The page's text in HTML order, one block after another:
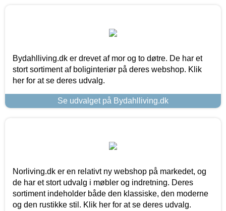
Bydahlliving.dk er drevet af mor og to døtre. De har et
stort sortiment af boliginteriør på deres webshop. Klik
her for at se deres udvalg.
Se udvalget på Bydahlliving.dk
Norliving.dk er en relativt ny webshop på markedet, og
de har et stort udvalg i møbler og indretning. Deres
sortiment indeholder både den klassiske, den moderne
og den rustikke stil. Klik her for at se deres udvalg.